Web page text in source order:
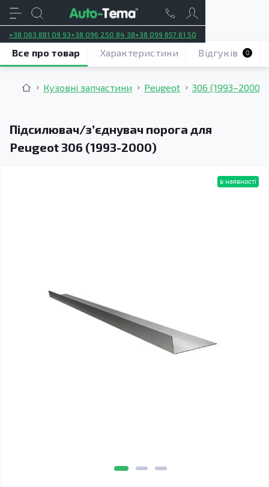
+38 063 881 09 93+38 096 250 84 38+38 099 657 61 50
Кузовні запчастини Peugeot 306 (1993–2000)
Підсилювач/зʼєднувач порога для
Peugeot 306 (1993-2000)
Все про товар Характеристики Відгуків 0
в наявності